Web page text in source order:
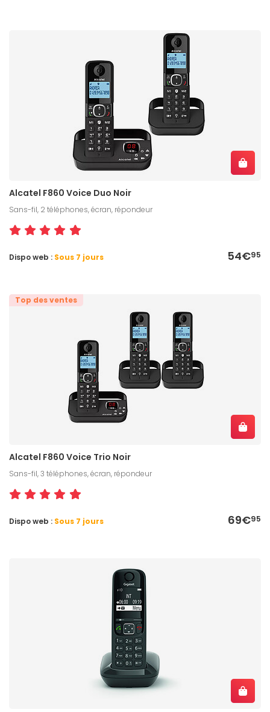
Alcatel F860 Voice Duo Noir
Sans-fil, 2 téléphones, écran, répondeur
54€95
Dispo web : Sous 7 jours
Top des ventes
Alcatel F860 Voice Trio Noir
Sans-fil, 3 téléphones, écran, répondeur
69€95
Dispo web : Sous 7 jours